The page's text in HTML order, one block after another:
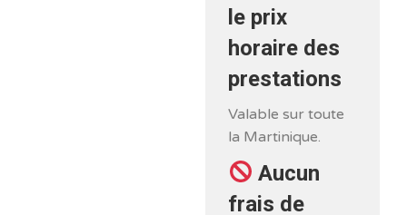
le prix
horaire des
prestations
Valable sur toute
la Martinique.
Aucun
frais de